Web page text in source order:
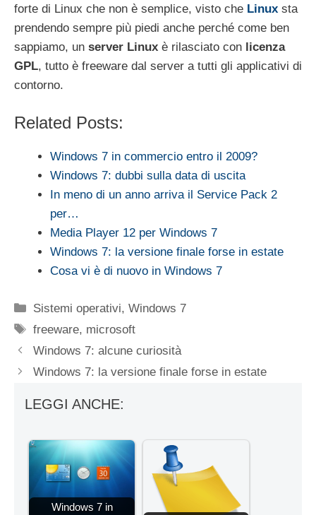
forte di Linux che non è semplice, visto che Linux sta
prendendo sempre più piedi anche perché come ben
sappiamo, un server Linux è rilasciato con licenza
GPL, tutto è freeware dal server a tutti gli applicativi di
contorno.
Related Posts:
Windows 7 in commercio entro il 2009?
Windows 7: dubbi sulla data di uscita
In meno di un anno arriva il Service Pack 2
per…
Media Player 12 per Windows 7
Windows 7: la versione finale forse in estate
Cosa vi è di nuovo in Windows 7
Categorie
Sistemi operativi,Windows 7
Tag
freeware, microsoft
Windows 7: alcune curiosità
Windows 7: la versione finale forse in estate
LEGGI ANCHE:
Windows 7 in